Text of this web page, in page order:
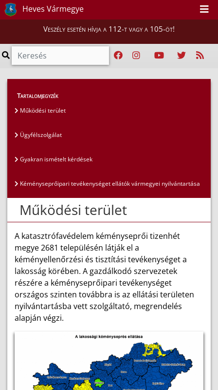
Heves Vármegye
Veszély esetén hívja a 112-t vagy a 105-öt!
Lakosság >
Tartalomjegyzék
Működési terület
Ügyfélszolgálat
Gyakran ismételt kérdések
Kéményseprőipari tevékenységet ellátók vármegyei nyilvántartása
Működési terület
A katasztrófavédelem kéményseprői tizenhét
megye 2681 településén látják el a
kéményellenőrzési és tisztítási tevékenységet a
lakosság körében. A gazdálkodó szervezetek
részére a kéményseprőipari tevékenységet
országos szinten továbbra is az ellátási területen
nyilvántartásba vett szolgáltató, megrendelés
alapján végzi.